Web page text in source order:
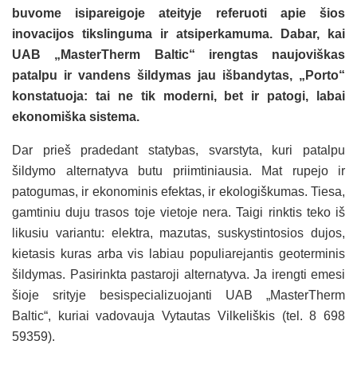
buvome isipareigoje ateityje referuoti apie šios
inovacijos tikslinguma ir atsiperkamuma. Dabar, kai
UAB „MasterTherm Baltic“ irengtas naujoviškas
patalpu ir vandens šildymas jau išbandytas, „Porto“
konstatuoja: tai ne tik moderni, bet ir patogi, labai
ekonomiška sistema.
Dar prieš pradedant statybas, svarstyta, kuri patalpu
šildymo alternatyva butu priimtiniausia. Mat rupejo ir
patogumas, ir ekonominis efektas, ir ekologiškumas. Tiesa,
gamtiniu duju trasos toje vietoje nera. Taigi rinktis teko iš
likusiu variantu: elektra, mazutas, suskystintosios dujos,
kietasis kuras arba vis labiau populiarejantis geoterminis
šildymas. Pasirinkta pastaroji alternatyva. Ja irengti emesi
šioje srityje besispecializuojanti UAB „MasterTherm
Baltic“, kuriai vadovauja Vytautas Vilkeliškis (tel. 8 698
59359).